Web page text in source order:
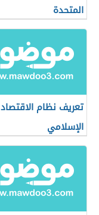
المتحدة
تعريف نظام الاقتصاد
الإسلامي